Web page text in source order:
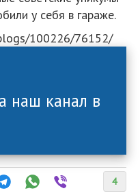
у себя в гараже.
100226/76152/
наш канал в
4